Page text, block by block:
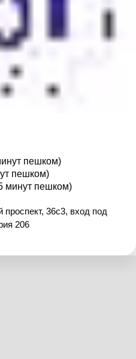
пешком)
пешком)
минут пешком)
проспект, 36c3, вход под
206